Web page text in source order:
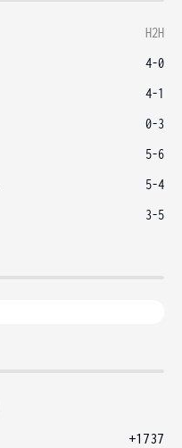
H2H
4-0
4-1
0-3
5-6
5-4
3-5
+1737